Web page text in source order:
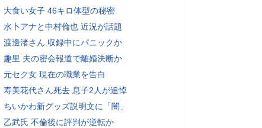
大食い女子 46キロ体型の秘密
水卜アナと中村倫也 近況が話題
渡邊渚さん 収録中にパニックか
趣里 夫の密会報道で離婚決断か
元セク女 現在の職業を告白
寿美花代さん死去 息子2人が追悼
ちいかわ新グッズ説明文に「闇」
乙武氏 不倫後に評判が逆転か